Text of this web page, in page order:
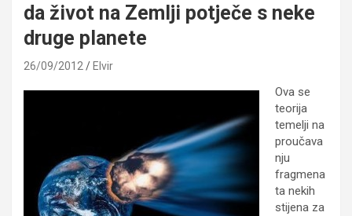
da život na Zemlji potječe s neke
druge planete
26/09/2012 Elvir
Ova se
teorija
temelji na
proučava
nju
fragmena
ta nekih
stijena za